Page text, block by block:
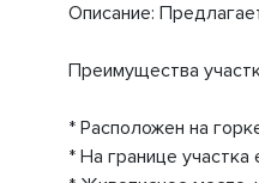
Описание:
Преимущества
* Расположен на
* На границе